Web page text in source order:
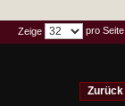
Zeige pro Seite
Zurück